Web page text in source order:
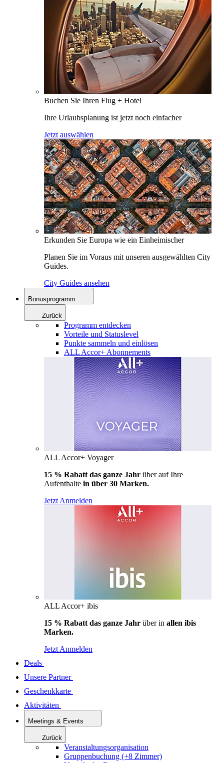
Buchen Sie Ihren Flug + Hotel
Ihre Urlaubsplanung ist jetzt noch einfacher
Jetzt auswählen
Erkunden Sie Europa wie ein Einheimischer
Planen Sie im Voraus mit unseren ausgewählten City
Guides.
City Guides ansehen
Bonusprogramm
Zurück
Programm entdecken
Vorteile und Statuslevel
Punkte sammeln und einlösen
ALL Accor+ Abonnements
ALL Accor+ Voyager
15 % Rabatt das ganze Jahr über auf Ihre
Aufenthalte in über 30 Marken.
Jetzt Anmelden
ALL Accor+ ibis
15 % Rabatt das ganze Jahr über in allen ibis
Marken.
Jetzt Anmelden
Deals
Unsere Partner
Geschenkkarte
Aktivitäten
Meetings & Events
Zurück
Veranstaltungsorganisation
Gruppenbuchung (+8 Zimmer)